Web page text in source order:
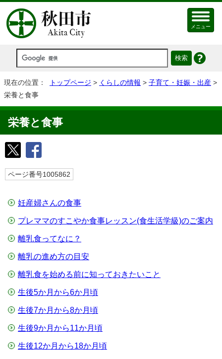
メニュー
現在の位置： トップページ > くらしの情報 > 子育て・妊娠・出産 >
栄養と食事
栄養と食事
ページ番号1005862
妊産婦さんの食事
プレママのすこやか食事レッスン(食生活学級)のご案内
離乳食ってなに？
離乳の進め方の目安
離乳食を始める前に知っておきたいこと
生後5か月から6か月頃
生後7か月から8か月頃
生後9か月から11か月頃
生後12か月から18か月頃